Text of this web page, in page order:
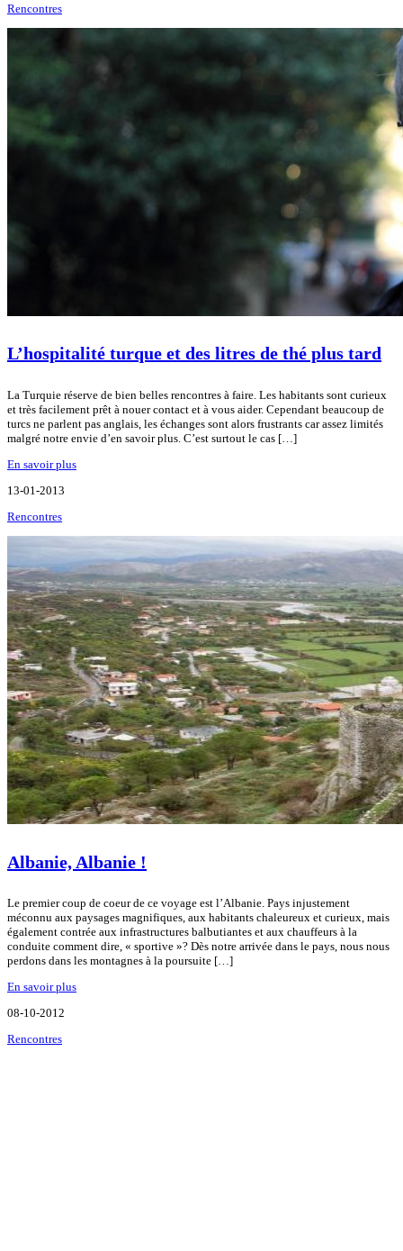
Rencontres
L’hospitalité turque et des litres de thé plus tard
La Turquie réserve de bien belles rencontres à faire. Les habitants sont curieux
et très facilement prêt à nouer contact et à vous aider. Cependant beaucoup de
turcs ne parlent pas anglais, les échanges sont alors frustrants car assez limités
malgré notre envie d’en savoir plus. C’est surtout le cas […]
En savoir plus
13-01-2013
Rencontres
Albanie, Albanie !
Le premier coup de coeur de ce voyage est l’Albanie. Pays injustement
méconnu aux paysages magnifiques, aux habitants chaleureux et curieux, mais
également contrée aux infrastructures balbutiantes et aux chauffeurs à la
conduite comment dire, « sportive »? Dès notre arrivée dans le pays, nous nous
perdons dans les montagnes à la poursuite […]
En savoir plus
08-10-2012
Rencontres